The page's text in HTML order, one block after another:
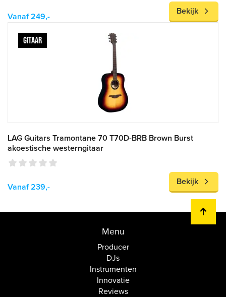
Vanaf 249,-
Bekijk
GITAAR
LAG Guitars Tramontane 70 T70D-BRB Brown Burst
akoestische westerngitaar
Vanaf 239,-
Bekijk
Menu
Producer
DJs
Instrumenten
Innovatie
Reviews